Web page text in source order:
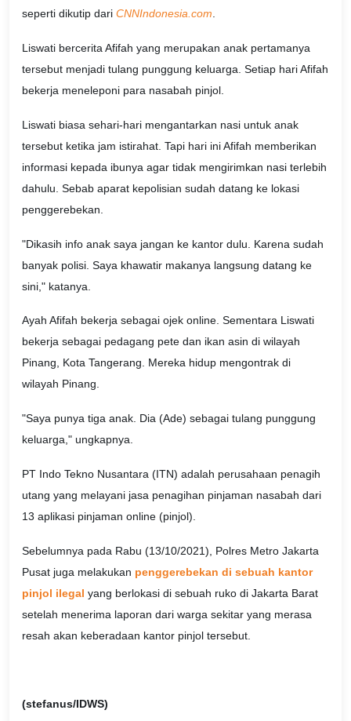
seperti dikutip dari CNNIndonesia.com.
Liswati bercerita Afifah yang merupakan anak pertamanya
tersebut menjadi tulang punggung keluarga. Setiap hari Afifah
bekerja meneleponi para nasabah pinjol.
Liswati biasa sehari-hari mengantarkan nasi untuk anak
tersebut ketika jam istirahat. Tapi hari ini Afifah memberikan
informasi kepada ibunya agar tidak mengirimkan nasi terlebih
dahulu. Sebab aparat kepolisian sudah datang ke lokasi
penggerebekan.
"Dikasih info anak saya jangan ke kantor dulu. Karena sudah
banyak polisi. Saya khawatir makanya langsung datang ke
sini," katanya.
Ayah Afifah bekerja sebagai ojek online. Sementara Liswati
bekerja sebagai pedagang pete dan ikan asin di wilayah
Pinang, Kota Tangerang. Mereka hidup mengontrak di
wilayah Pinang.
"Saya punya tiga anak. Dia (Ade) sebagai tulang punggung
keluarga," ungkapnya.
PT Indo Tekno Nusantara (ITN) adalah perusahaan penagih
utang yang melayani jasa penagihan pinjaman nasabah dari
13 aplikasi pinjaman online (pinjol).
Sebelumnya pada Rabu (13/10/2021), Polres Metro Jakarta
Pusat juga melakukan penggerebekan di sebuah kantor
pinjol ilegal yang berlokasi di sebuah ruko di Jakarta Barat
setelah menerima laporan dari warga sekitar yang merasa
resah akan keberadaan kantor pinjol tersebut.
(stefanus/IDWS)